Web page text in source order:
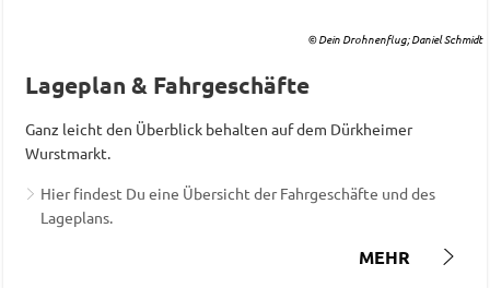
© Dein Drohnenflug; Daniel Schmidt
Lageplan & Fahrgeschäfte
Ganz leicht den Überblick behalten auf dem Dürkheimer
Wurstmarkt.
Hier findest Du eine Übersicht der Fahrgeschäfte und des
Lageplans.
MEHR